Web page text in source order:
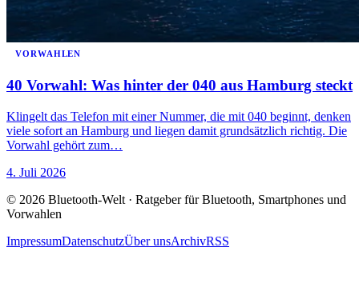
VORWAHLEN
40 Vorwahl: Was hinter der 040 aus Hamburg steckt
Klingelt das Telefon mit einer Nummer, die mit 040 beginnt, denken
viele sofort an Hamburg und liegen damit grundsätzlich richtig. Die
Vorwahl gehört zum…
4. Juli 2026
© 2026 Bluetooth-Welt · Ratgeber für Bluetooth, Smartphones und
Vorwahlen
ImpressumDatenschutzÜber unsArchivRSS